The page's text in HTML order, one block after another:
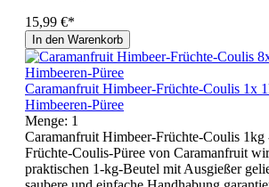
15,99 €*
In den Warenkorb
Caramanfruit Himbeer-Früchte-Coulis 1x
Himbeeren-Püree
Menge: 1
Caramanfruit Himbeer-Früchte-Coulis 1kg
Früchte-Coulis-Püree von Caramanfruit
praktischen 1-kg-Beutel mit Ausgießer